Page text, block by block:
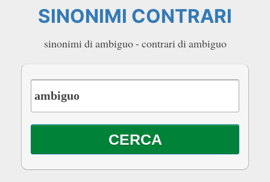
SINONIMI CONTRARI
sinonimi di ambiguo - contrari di ambiguo